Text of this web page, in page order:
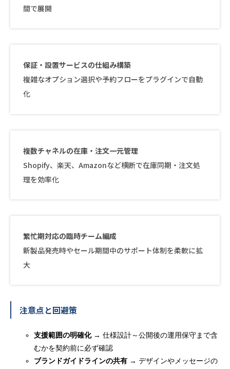
間で展開
保証・設置サービスの仕組み構築
複雑なオプション選択や予約フローをプラグインで自動
化
複数チャネルの在庫・注文一元管理
Shopify、楽天、Amazonなど横断で在庫同期・注文処
理を効率化
繁忙期対応の臨時チーム編成
新製品発売時やセール期間中のサポート体制を柔軟に拡
大
注意点と回避策
支援範囲の明確化→ 仕様設計～公開後の運用保守まで含
むかを契約前に必ず確認
ブランドガイドラインの共有 → デザインやメッセージの